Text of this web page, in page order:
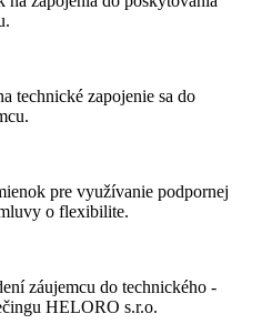
technické zapojenie sa do
pre využívanie podpornej
o flexibilite.
záujemcu do technického -
HELORO s.r.o.